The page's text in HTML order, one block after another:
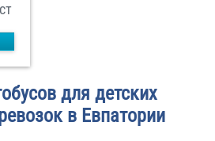
для детских
в Евпатории